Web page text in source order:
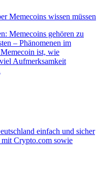
Memecoins wissen müssen
Memecoins gehören zu
– Phänomenen im
ist, wie
Aufmerksamkeit
einfach und sicher
Crypto.com sowie